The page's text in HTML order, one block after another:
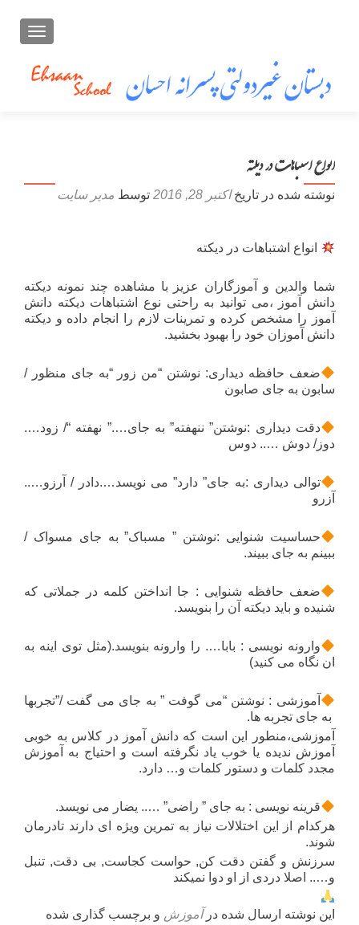
تعویض
انواع اشتباهات در دیکته
نوشته شده در تاریخاکتبر 28, 2016 توسط مدیر سایت
انواع اشتباهات در دیکته
شما والدین و آموزگاران عزیز با مشاهده چند نمونه دیکته
دانش آموز ،می توانید به راحتی نوع اشتباهات دیکته دانش
آموز را مشخص کرده و تمرینات لازم را انجام داده و دیکته
دانش آموزان خود را بهبود بخشید.
ضعف حافظه دیداری: نوشتن “من زور “به جای منظور /
سابون به جای صابون
دقت دیداری :نوشتن” ننهفته” به جای….” نهفته “/ زود….
دوز/ دوش ….. دوس
توالی دیداری :به جای” دارد” می نویسد….دادر / آرزو…..
آزرو
حساسیت شنوایی :نوشتن ” مسباک” به جای مسواک /
ببینم به جای ببیند.
ضعف حافظه شنوایی : جا انداختن کلمه در جملاتی که
شنیده و باید دیکته آن را بنویسد.
وارونه نویسی : بابا…. را وارونه بنویسد.(مثل توی اینه به
ان نگاه می کنید)
آموزشی : نوشتن “می گوفت ” به جای می گفت /”تجربها
به جای تجربه ها.
آموزشی،منطور این است که دانش آموز در کلاس به خوبی
آموزش ندیده یا خوب یاد نگرفته است و احتیاج به آموزش
مجدد کلمات و دستور کلمات و… دارد.
قرینه نویسی : به جای ” راضی” ….. یضار می نویسد.
هرکدام از این اختلالات نیاز به تمرین ویژه ای دارند تادرمان
شوند.
سرزنش و گفتن دقت کن, حواست کجاست, بی دقت, تنبل
و….. اصلا دردی از او دوا نمیکند
این نوشته ارسال شده درآموزش و برچسب گذاری شده